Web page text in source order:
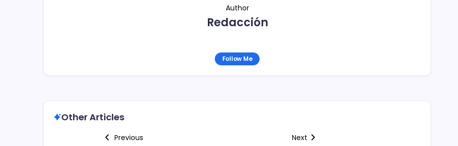
Author
Redacción
Follow Me
Other Articles
Previous Next